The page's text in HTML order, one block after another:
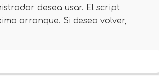
desea usar. El script
arranque. Si desea volver,